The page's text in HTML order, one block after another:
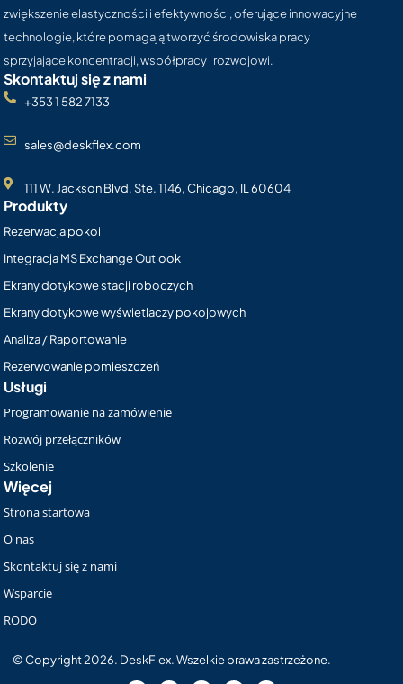
zwiększenie elastyczności i efektywności, oferujące innowacyjne
technologie, które pomagają tworzyć środowiska pracy
sprzyjające koncentracji, współpracy i rozwojowi.
Skontaktuj się z nami
+353 1 582 7133
sales@deskflex.com
111 W. Jackson Blvd. Ste. 1146, Chicago, IL 60604
Produkty
Rezerwacja pokoi
Integracja MS Exchange Outlook
Ekrany dotykowe stacji roboczych
Ekrany dotykowe wyświetlaczy pokojowych
Analiza / Raportowanie
Rezerwowanie pomieszczeń
Usługi
Programowanie na zamówienie
Rozwój przełączników
Szkolenie
Więcej
Strona startowa
O nas
Skontaktuj się z nami
Wsparcie
RODO
© Copyright 2026. DeskFlex. Wszelkie prawa zastrzeżone.